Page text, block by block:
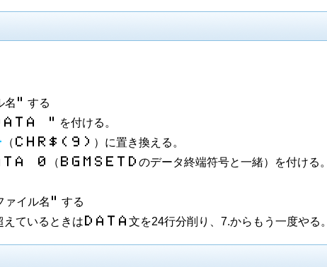
名 ” する
Ａ​Ｔ​Ａ​ ​”
を付ける。
（ Ｃ​Ｈ​Ｒ​＄​（​９​） ）に置き換える。
Ｔ​Ａ​ ​０ （ Ｂ​Ｇ​Ｍ​Ｓ​Ｅ​Ｔ​Ｄ のデータ終端符号と一緒）を付ける。
ァイル名 ” する
えているときは Ｄ​Ａ​Ｔ​Ａ 文を24行分削り、7.からもう一度やる。